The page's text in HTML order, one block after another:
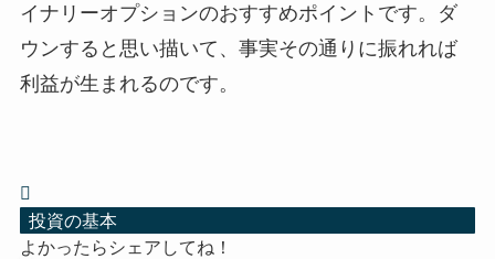
イナリーオプションのおすすめポイントです。ダ
ウンすると思い描いて、事実その通りに振れれば
利益が生まれるのです。
投資の基本
よかったらシェアしてね！